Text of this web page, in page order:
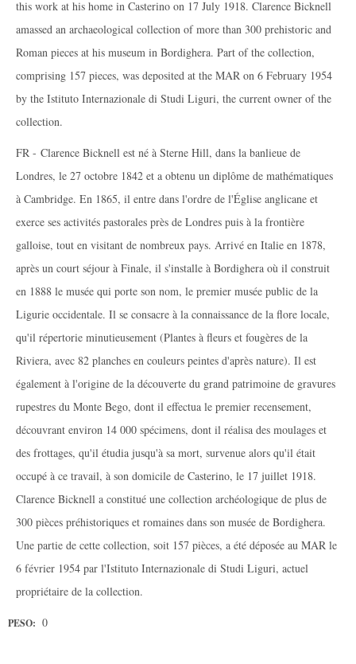
this work at his home in Casterino on 17 July 1918. Clarence Bicknell
amassed an archaeological collection of more than 300 prehistoric and
Roman pieces at his museum in Bordighera. Part of the collection,
comprising 157 pieces, was deposited at the MAR on 6 February 1954
by the Istituto Internazionale di Studi Liguri, the current owner of the
collection.
FR - Clarence Bicknell est né à Sterne Hill, dans la banlieue de
Londres, le 27 octobre 1842 et a obtenu un diplôme de mathématiques
à Cambridge. En 1865, il entre dans l'ordre de l'Église anglicane et
exerce ses activités pastorales près de Londres puis à la frontière
galloise, tout en visitant de nombreux pays. Arrivé en Italie en 1878,
après un court séjour à Finale, il s'installe à Bordighera où il construit
en 1888 le musée qui porte son nom, le premier musée public de la
Ligurie occidentale. Il se consacre à la connaissance de la flore locale,
qu'il répertorie minutieusement (Plantes à fleurs et fougères de la
Riviera, avec 82 planches en couleurs peintes d'après nature). Il est
également à l'origine de la découverte du grand patrimoine de gravures
rupestres du Monte Bego, dont il effectua le premier recensement,
découvrant environ 14 000 spécimens, dont il réalisa des moulages et
des frottages, qu'il étudia jusqu'à sa mort, survenue alors qu'il était
occupé à ce travail, à son domicile de Casterino, le 17 juillet 1918.
Clarence Bicknell a constitué une collection archéologique de plus de
300 pièces préhistoriques et romaines dans son musée de Bordighera.
Une partie de cette collection, soit 157 pièces, a été déposée au MAR le
6 février 1954 par l'Istituto Internazionale di Studi Liguri, actuel
propriétaire de la collection.
PESO: 0